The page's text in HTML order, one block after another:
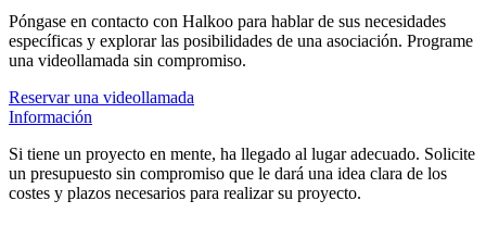
Póngase en contacto con Halkoo para hablar de sus necesidades
específicas y explorar las posibilidades de una asociación. Programe
una videollamada sin compromiso.
Reservar una videollamada
Información
Si tiene un proyecto en mente, ha llegado al lugar adecuado. Solicite
un presupuesto sin compromiso que le dará una idea clara de los
costes y plazos necesarios para realizar su proyecto.